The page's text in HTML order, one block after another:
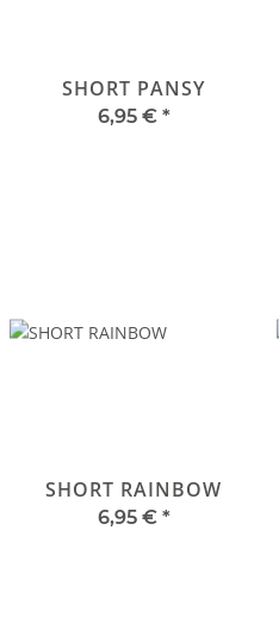
SHORT PANSY
6,95 € *
SHORT RAINBOW
6,95 € *